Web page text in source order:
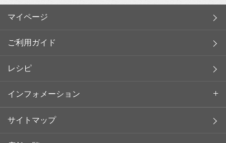
マイページ
ご利用ガイド
レシピ
インフォメーション
サイトマップ